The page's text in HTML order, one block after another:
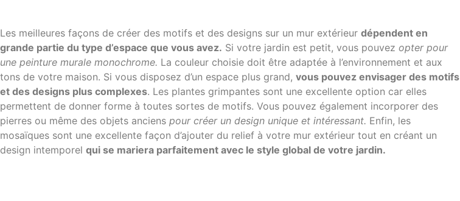
Les meilleures façons de créer des motifs et des designs sur un mur extérieur dépendent en
grande partie du type d’espace que vous avez. Si votre jardin est petit, vous pouvez opter pour
une peinture murale monochrome. La couleur choisie doit être adaptée à l’environnement et aux
tons de votre maison. Si vous disposez d’un espace plus grand, vous pouvez envisager des motifs
et des designs plus complexes. Les plantes grimpantes sont une excellente option car elles
permettent de donner forme à toutes sortes de motifs. Vous pouvez également incorporer des
pierres ou même des objets anciens pour créer un design unique et intéressant. Enfin, les
mosaïques sont une excellente façon d’ajouter du relief à votre mur extérieur tout en créant un
design intemporel qui se mariera parfaitement avec le style global de votre jardin.